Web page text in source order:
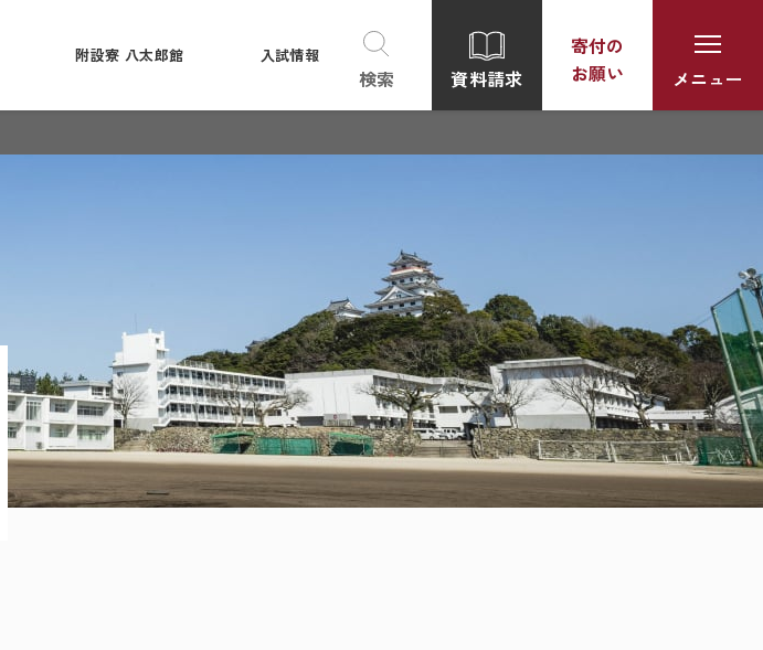
附設寮 八太郎館 入試情報
資料請求
寄付の
お願い
検索 メニュー